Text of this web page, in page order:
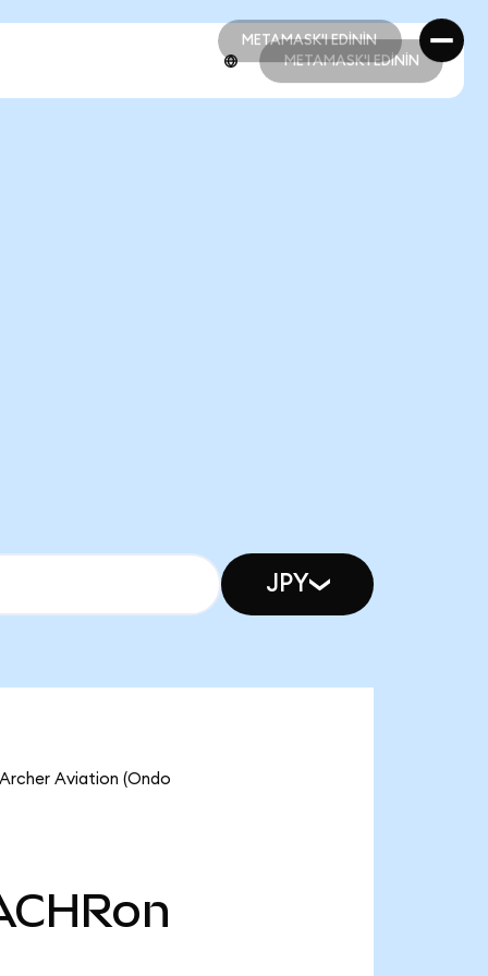
METAMASK'I EDİNİN
METAMASK'I EDİNİN
METAMASK'I EDİNİN
JPY
Aviation (Ondo